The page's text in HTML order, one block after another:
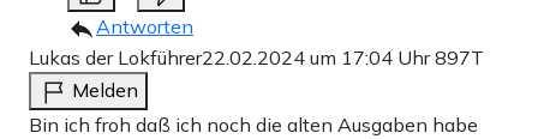
Antworten
Lukas der Lokführer22.02.2024 um 17:04 Uhr897T
Melden
Bin ich froh daß ich noch die alten Ausgaben habe